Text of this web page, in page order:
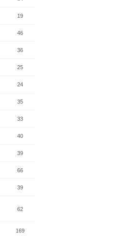
19
46
36
25
24
35
33
40
39
66
39
62
169